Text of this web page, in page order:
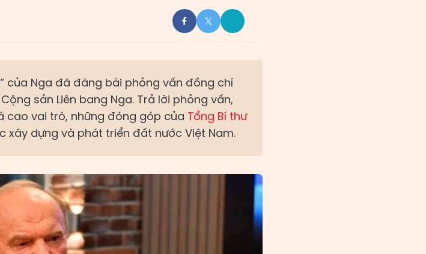
của Nga đã đăng bài phỏng vấn đồng chí
sản Liên bang Nga. Trả lời phỏng vấn,
cao vai trò, những đóng góp của Tổng Bí thư
xây dựng và phát triển đất nước Việt Nam.